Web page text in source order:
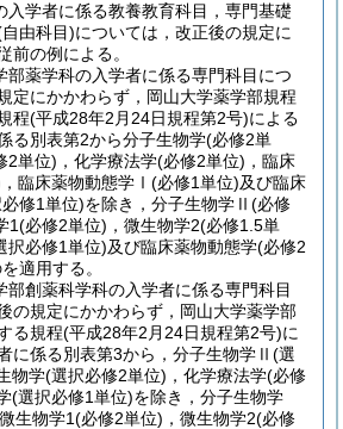
入学者に係る教養教育科目，専門基礎
由科目)については，改正後の規定に
前の例による。
部薬学科の入学者に係る専門科目につ
定にかかわらず，岡山大学薬学部規程
程(平成28年2月24日規程第2号)による
る別表第2から分子生物学(必修2単
2単位) ，化学療法学(必修2単位) ，臨床
，臨床薬物動態学Ⅰ (必修1単位)及び臨床
修1単位)を除き，分子生物学Ⅱ (必修
1(必修2単位) ，微生物学2(必修1.5単
択必修1単位)及び臨床薬物動態学(必修2
適用する。
部創薬科学科の入学者に係る専門科目
の規定にかかわらず，岡山大学薬学部
る規程(平成28年2月24日規程第2号)に
に係る別表第3から，分子生物学Ⅱ (選
物学(選択必修2単位) ，化学療法学(必修
(選択必修1単位)を除き，分子生物学
微生物学1(必修2単位) ，微生物学2(必修